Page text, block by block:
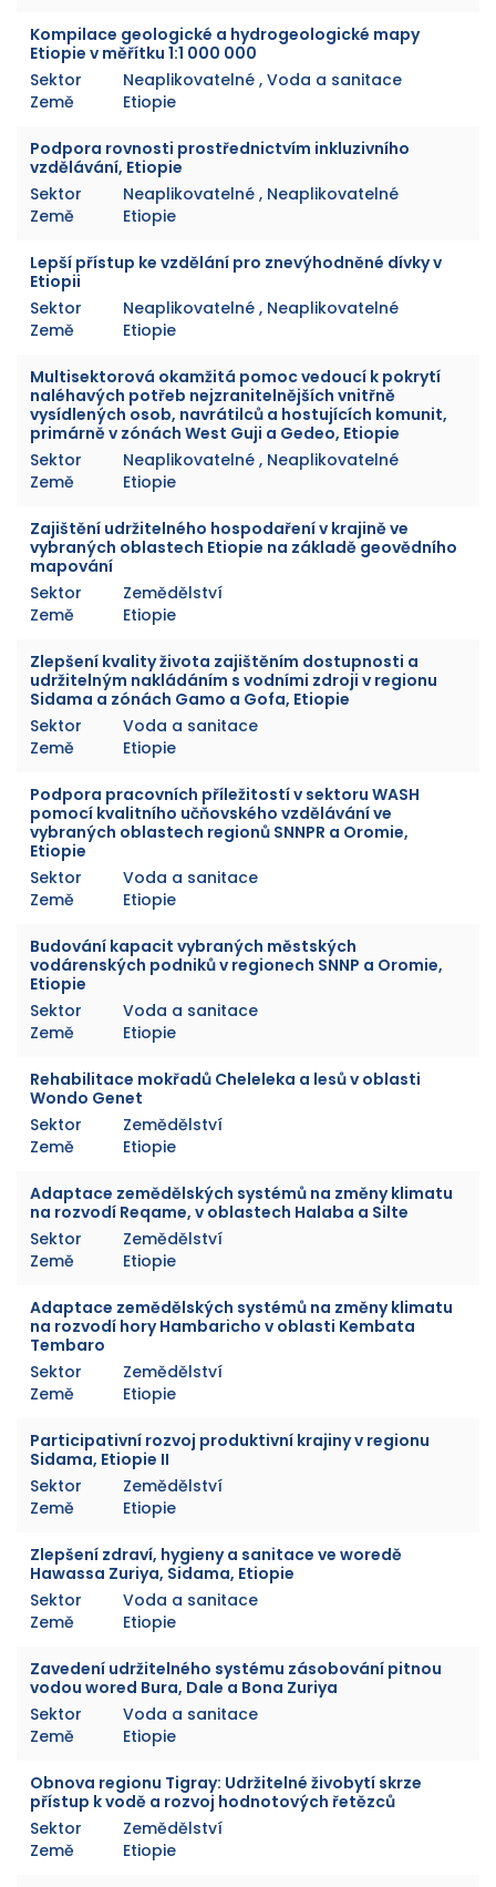
Kompilace geologické a hydrogeologické mapy
Etiopie v měřítku 1:1 000 000
Sektor
Neaplikovatelné , Voda a sanitace
Země
Etiopie
Podpora rovnosti prostřednictvím inkluzivního
vzdělávání, Etiopie
Sektor
Neaplikovatelné , Neaplikovatelné
Země
Etiopie
Lepší přístup ke vzdělání pro znevýhodněné dívky v
Etiopii
Sektor
Neaplikovatelné , Neaplikovatelné
Země
Etiopie
Multisektorová okamžitá pomoc vedoucí k pokrytí
naléhavých potřeb nejzranitelnějších vnitřně
vysídlených osob, navrátilců a hostujících komunit,
primárně v zónách West Guji a Gedeo, Etiopie
Sektor
Neaplikovatelné , Neaplikovatelné
Země
Etiopie
Zajištění udržitelného hospodaření v krajině ve
vybraných oblastech Etiopie na základě geovědního
mapování
Sektor
Zemědělství
Země
Etiopie
Zlepšení kvality života zajištěním dostupnosti a
udržitelným nakládáním s vodními zdroji v regionu
Sidama a zónách Gamo a Gofa, Etiopie
Sektor
Voda a sanitace
Země
Etiopie
Podpora pracovních příležitostí v sektoru WASH
pomocí kvalitního učňovského vzdělávání ve
vybraných oblastech regionů SNNPR a Oromie,
Etiopie
Sektor
Voda a sanitace
Země
Etiopie
Budování kapacit vybraných městských
vodárenských podniků v regionech SNNP a Oromie,
Etiopie
Sektor
Voda a sanitace
Země
Etiopie
Rehabilitace mokřadů Cheleleka a lesů v oblasti
Wondo Genet
Sektor
Zemědělství
Země
Etiopie
Adaptace zemědělských systémů na změny klimatu
na rozvodí Reqame, v oblastech Halaba a Silte
Sektor
Zemědělství
Země
Etiopie
Adaptace zemědělských systémů na změny klimatu
na rozvodí hory Hambaricho v oblasti Kembata
Tembaro
Sektor
Zemědělství
Země
Etiopie
Participativní rozvoj produktivní krajiny v regionu
Sidama, Etiopie II
Sektor
Zemědělství
Země
Etiopie
Zlepšení zdraví, hygieny a sanitace ve woredě
Hawassa Zuriya, Sidama, Etiopie
Sektor
Voda a sanitace
Země
Etiopie
Zavedení udržitelného systému zásobování pitnou
vodou wored Bura, Dale a Bona Zuriya
Sektor
Voda a sanitace
Země
Etiopie
Obnova regionu Tigray: Udržitelné živobytí skrze
přístup k vodě a rozvoj hodnotových řetězců
Sektor
Zemědělství
Země
Etiopie